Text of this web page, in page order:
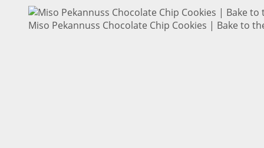
Miso Pekannuss Chocolate Chip Cookies | Bake to